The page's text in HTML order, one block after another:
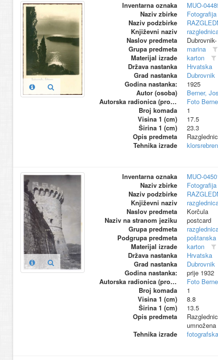
Inventarna oznaka
MUO-
Naziv zbirke
Naziv podzbirke
Književni naziv
Naslov predmeta
Grupa predmeta
marina
Materijal izrade
karton
Država nastanka
Hrvatska
Grad nastanka
Dubrovnik
Godina nastanka:
1925
Autor (osoba)
Berner,
Autorska radionica (proizvođač)
Foto
Broj komada
1
Visina 1 (cm)
17.5
Širina 1 (cm)
23.3
Opis predmeta
Tehnika izrade
Inventarna oznaka
MUO-
Naziv zbirke
Naziv podzbirke
Književni naziv
Naslov predmeta
Korčula
Naziv na stranom jeziku
postcard
Grupa predmeta
Podgrupa predmeta
poštanska
Materijal izrade
karton
Država nastanka
Hrvatska
Grad nastanka
Dubrovnik
Godina nastanka:
prije 1932
Autorska radionica (proizvođač)
Foto
Broj komada
1
Visina 1 (cm)
8.8
Širina 1 (cm)
13.5
Opis predmeta
Tehnika izrade
fotografska